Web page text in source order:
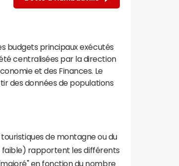
budgets principaux exécutés
centralisées par la direction
et des Finances. Le
des données de populations
de montagne ou du
rapportent les différents
en fonction du nombre